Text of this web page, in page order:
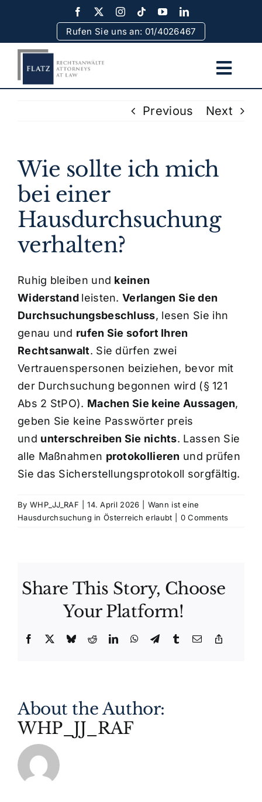
content
Rufen Sie uns an: 01/4026467
Rechtsgebiete
Erfolge
Kosten
Kontakt
Previous Next
Wie sollte ich mich
bei einer
Hausdurchsuchung
verhalten?
Ruhig bleiben und keinen
Widerstand leisten.Verlangen Sie den
Durchsuchungsbeschluss, lesen Sie ihn
genau und rufen Sie sofort Ihren
Rechtsanwalt. Sie dürfen zwei
Vertrauenspersonen beiziehen, bevor mit
der Durchsuchung begonnen wird (§ 121
Abs 2 StPO). Machen Sie keine Aussagen,
geben Sie keine Passwörter preis
und unterschreiben Sie nichts. Lassen Sie
alle Maßnahmen protokollieren und prüfen
Sie das Sicherstellungsprotokoll sorgfältig.
By WHP_JJ_RAF 14. April 2026
Wann ist eine
Hausdurchsuchung in Österreich erlaubt
0 Comments
Share This Story, Choose
Your Platform!
Facebook BlueskyRedditLinkedInWhatsApp
TelegramTumblrEmail
About the Author:
WHP_JJ_RAF